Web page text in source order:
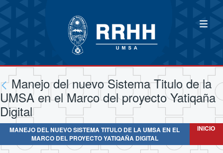
Manejo del nuevo Sistema Titulo de la
UMSA en el Marco del proyecto Yatiqaña
Digital
MANEJO DEL NUEVO SISTEMA TITULO DE LA UMSA EN EL
MARCO DEL PROYECTO YATIQAÑA DIGITAL
INICIO